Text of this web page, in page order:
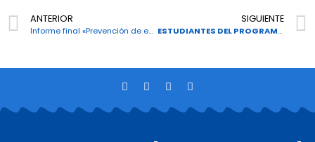
ANTERIOR
Informe final «Prevención de embarazos en adolescentes».
SIGUIENTE
ESTUDIANTES DEL PROGRAMA TÉCNICO AUXILIAR EN ENFERMERÍA, II SEMESTRE, JORNADA DIURNA, DESARROLLARON CLASE PRÁCTICA DE » TOMA DE ELECTROCARDIOGRAMA».